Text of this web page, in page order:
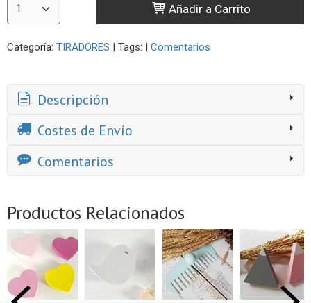
Añadir a Carrito
Categoría: TIRADORES | Tags: | Comentarios
Descripción
Costes de Envío
Comentarios
Productos Relacionados